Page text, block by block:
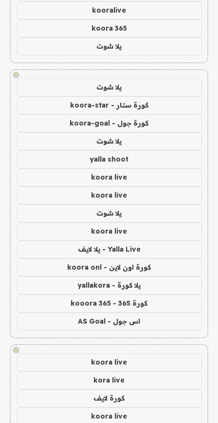
kooralive
koora 365
يلا شوت
!
يلا شوت
كورة ستار - koora-star
كورة جول - koora-goal
يلا شوت
yalla shoot
koora live
koora live
يلا شوت
koora live
Yalla Live - يلا لايف
كورة اون لاين - koora onl
يلا كورة - yallakora
كورة 365 - kooora 365
اس جول - AS Goal
!
koora live
kora live
كورة لايف
koora live